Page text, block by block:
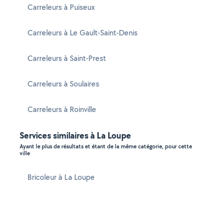
Carreleurs à Puiseux
Carreleurs à Le Gault-Saint-Denis
Carreleurs à Saint-Prest
Carreleurs à Soulaires
Carreleurs à Roinville
Services similaires à La Loupe
Ayant le plus de résultats et étant de la même catégorie, pour cette
ville
Bricoleur à La Loupe